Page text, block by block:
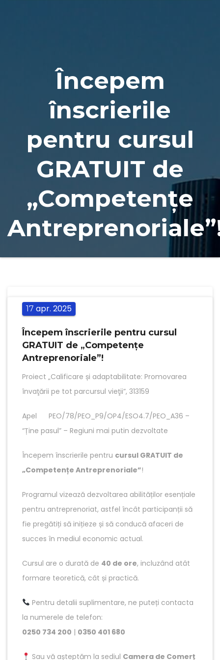
Începem
înscrierile
pentru cursul
GRATUIT de
„Competențe
17 apr. 2025
Începem înscrierile pentru cursul
GRATUIT de „Competențe
Antreprenoriale”!
Proiect „Calificare și adaptabilitate: Promovarea
învaţării pe tot parcursul vieţii”, 313159
Apel PEO/78/PEO_P9/OP4/ESO4.7/PEO_A36 –
“Ține pasul” – Regiuni mai putin dezvoltate
Începem înscrierile pentru cursul GRATUIT de
„Competențe Antreprenoriale”!
Programul vizează dezvoltarea abilităților esențiale
pentru antreprenoriat, astfel încât participanții să
fie pregătiți să inițieze și să conducă afaceri de
succes în mediul economic actual.
Cursul are o durată de 40 de ore, incluzând atât
formare teoretică, cât și practică.
Pentru detalii suplimentare, ne puteți contacta
la numerele de telefon:
0250 734 200 | 0350 401 680
Sau vă așteptăm la sediul Camera de Comerț